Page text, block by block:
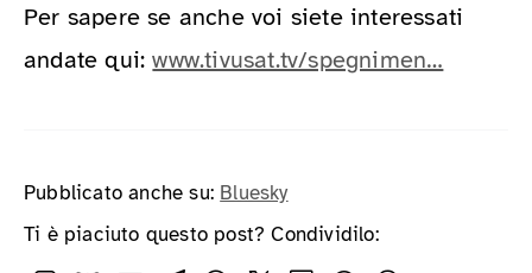
Per sapere se anche voi siete interessati
andate qui:www.tivusat.tv/spegnimen…
Pubblicato anche su: Bluesky
Ti è piaciuto questo post? Condividilo: